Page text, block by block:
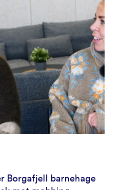
Borgafjell barnehage